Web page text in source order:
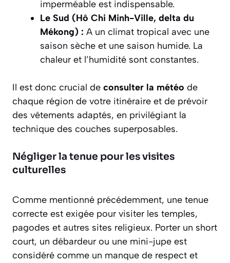
imperméable est indispensable.
Le Sud (Hô Chi Minh-Ville, delta du
Mékong) : A un climat tropical avec une
saison sèche et une saison humide. La
chaleur et l’humidité sont constantes.
Il est donc crucial de consulter la météo de
chaque région de votre itinéraire et de prévoir
des vêtements adaptés, en privilégiant la
technique des couches superposables.
Négliger la tenue pour les visites
culturelles
Comme mentionné précédemment, une tenue
correcte est exigée pour visiter les temples,
pagodes et autres sites religieux. Porter un short
court, un débardeur ou une mini-jupe est
considéré comme un manque de respect et